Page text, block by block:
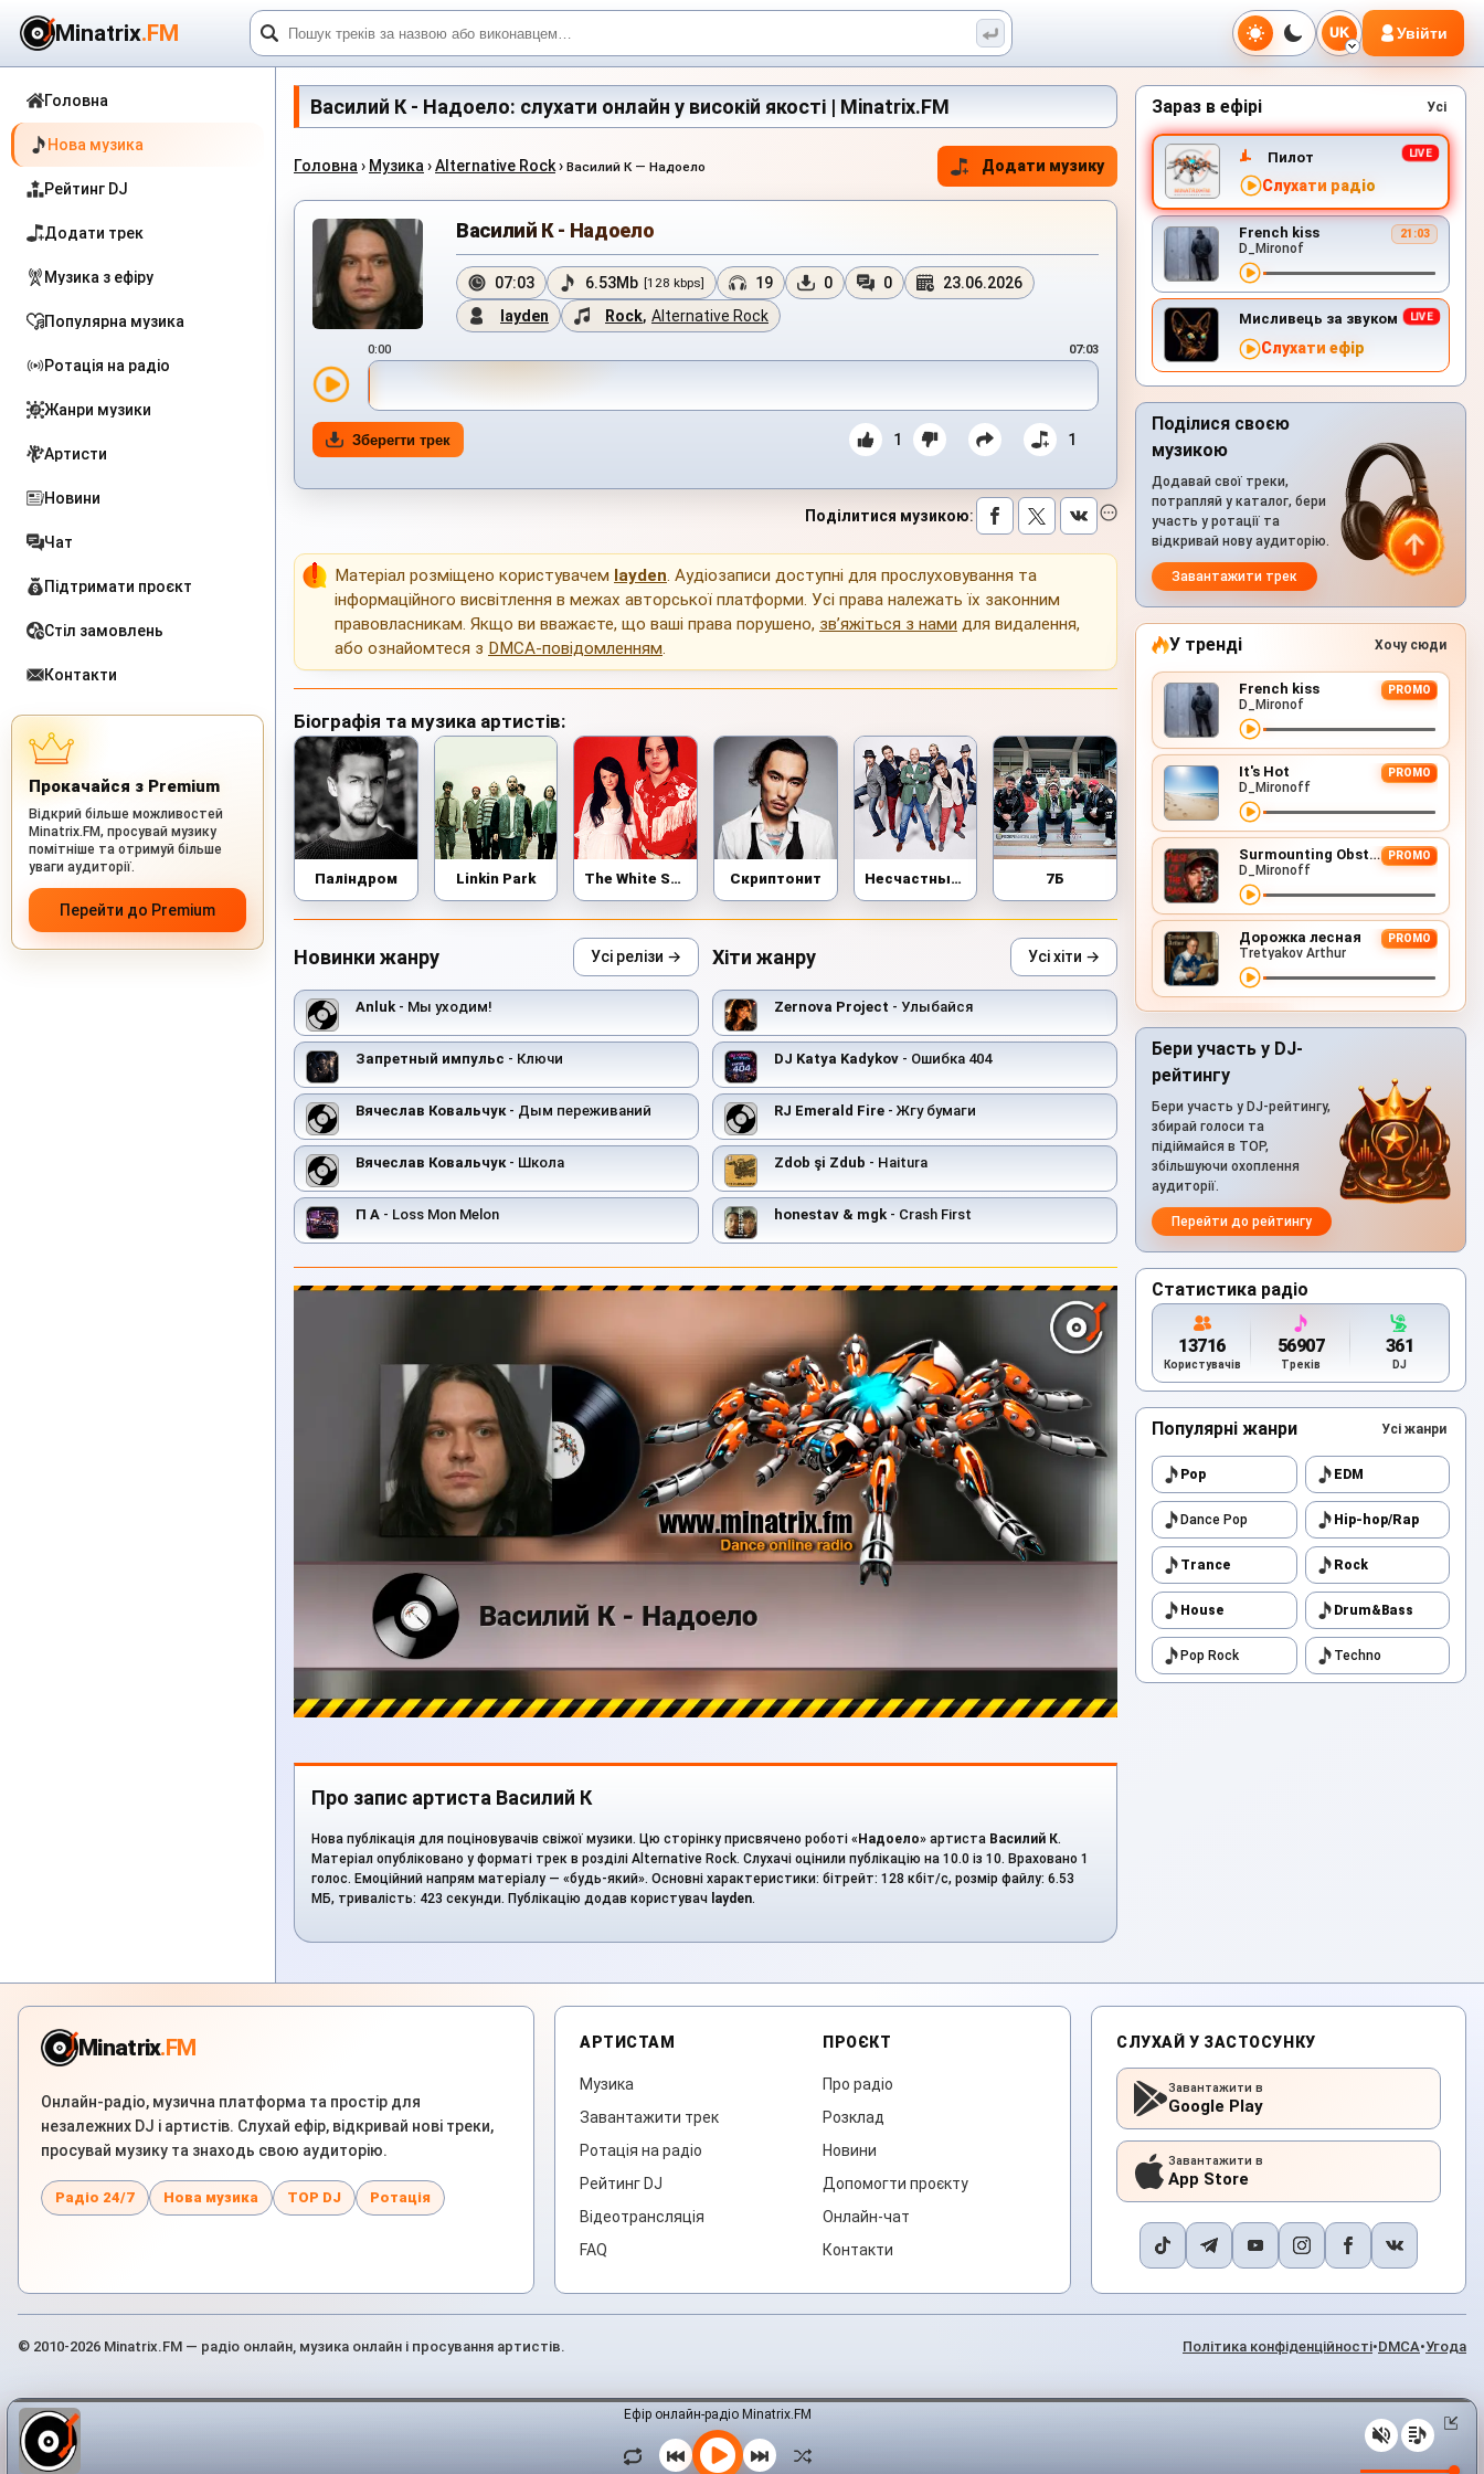
Minatrix.FM UK Увійти
Головна
Нова музика
Рейтинг DJ
Додати трек
Музика з ефіру
Популярна музика
Ротація на радіо
Жанри музики
Артисти
Новини
Чат
Підтримати проєкт
Стіл замовлень
Контакти
Прокачайся з Premium
Відкрий більше можливостей
Minatrix.FM, просувай музику
помітніше та отримуй більше
уваги аудиторії.
Перейти до Premium
Василий К - Надоело: слухати онлайн у високій якості | Minatrix.FM
Головна › Музика ›Alternative Rock› Василий К — Надоело Додати музику
Василий К - Надоело
07:03 6.53Mb [128 kbps] 19 0 0
23.06.2026
layden
Rock, Alternative Rock
0:00 07:03
Зберегти трек 1 1
Поділитися музикою:
Матеріал розміщено користувачем layden. Аудіозаписи доступні для прослуховування та
інформаційного висвітлення в межах авторської платформи. Усі права належать їх законним
правовласникам. Якщо ви вважаєте, що ваші права порушено, зв’яжіться з нами для видалення,
або ознайомтеся з DMCA-повідомленням.
Біографія та музика артистів:
Паліндром Linkin Park The White Stripes Скриптонит Несчастный Случай 7Б
Новинки жанру Усі релізи →
Anluk - Мы уходим!
Запретный импульс - Ключи
Вячеслав Ковальчук - Дым переживаний
Вячеслав Ковальчук - Школа
П А - Loss Mon Melon
Хіти жанру Усі хіти →
Zernova Project - Улыбайся
DJ Katya Kadykov - Ошибка 404
RJ Emerald Fire - Жгу бумаги
Zdob şi Zdub - Haitura
honestav & mgk - Crash First
Про запис артиста Василий К
Нова публікація для поціновувачів свіжої музики. Цю сторінку присвячено роботі « Надоело» артиста Василий К.
Матеріал опубліковано у форматі трек в розділі Alternative Rock. Слухачі оцінили публікацію на 10.0 із 10. Враховано 1
голос. Емоційний напрям матеріалу — «будь-який». Основні характеристики: бітрейт: 128 кбіт/с, розмір файлу: 6.53
МБ, тривалість: 423 секунди. Публікацію додав користувач layden.
Зараз в ефірі Усі
Пилот
Слухати радіо
French kiss 21:03
D_Mironof
Мисливець за звуком
Слухати ефір
Поділися своєю
музикою
Додавай свої треки,
потрапляй у каталог, бери
участь у ротації та
відкривай нову аудиторію.
Завантажити трек
У тренді Хочу сюди
French kiss PROMO
D_Mironof
It's Hot PROMO
D_Mironoff
Surmounting Obstacles (D&B Remix) PROMO
D_Mironoff
Дорожка лесная PROMO
Tretyakov Arthur
Бери участь у DJ-
рейтингу
Бери участь у DJ-рейтингу,
збирай голоси та
підіймайся в TOP,
збільшуючи охоплення
аудиторії.
Перейти до рейтингу
Статистика радіо
13716
Користувачів
56907
Треків
361
DJ
Популярні жанри Усі жанри
Pop EDM
Dance Pop Hip-hop/Rap
Trance Rock
House Drum&Bass
Pop Rock Techno
Minatrix.FM
Онлайн-радіо, музична платформа та простір для
незалежних DJ і артистів. Слухай ефір, відкривай нові треки,
просувай музику та знаходь свою аудиторію.
Радіо 24/7 Нова музика TOP DJ Ротація
АРТИСТАМ
Музика
Завантажити трек
Ротація на радіо
Рейтинг DJ
Відеотрансляція
FAQ
ПРОЄКТ
Про радіо
Розклад
Новини
Допомогти проєкту
Онлайн-чат
Контакти
СЛУХАЙ У ЗАСТОСУНКУ
Завантажити в
Google Play
Завантажити в
App Store
© 2010-2026 Minatrix.FM — радіо онлайн, музика онлайн і просування артистів. Політика конфіденційності•DMCA•Угода
Ефір онлайн-радіо Minatrix.FM